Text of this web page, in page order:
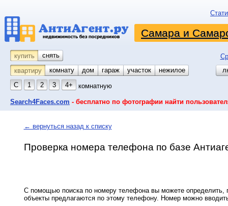
Самара и
купить снять
квартиру
комнату койко-место
дом гараж участок
нежилое
С
1 2 3 4+ комнатную
Search4Faces.com - бесплатно по фотографии найти
← вернуться назад к списку
Проверка номера телефона по базе
С помощью поиска по номеру телефона вы можете определить,
объекты предлагаются по этому телефону. Номер можно